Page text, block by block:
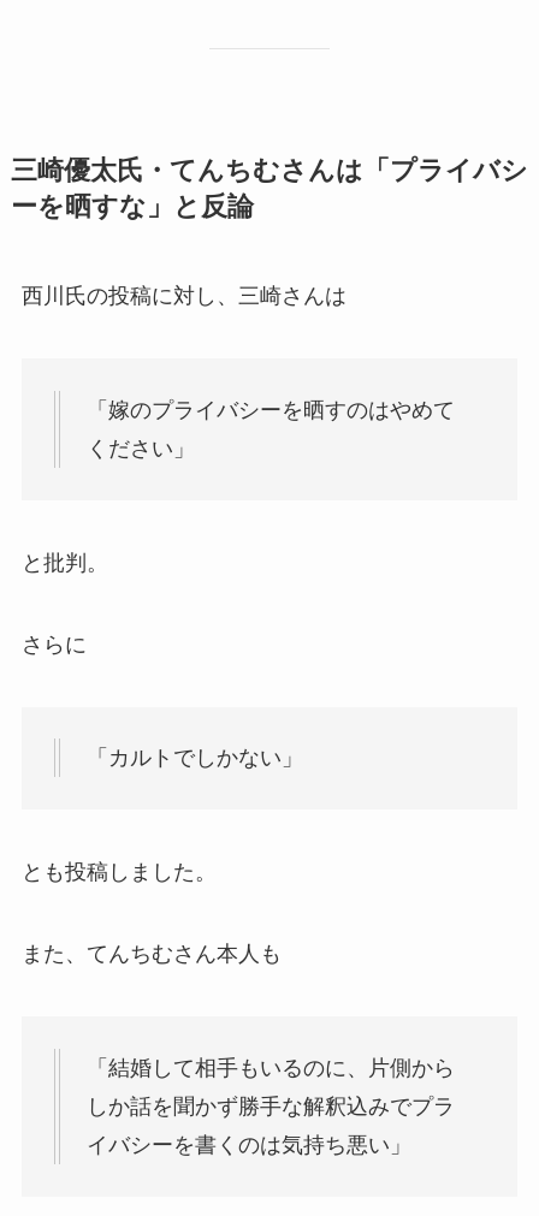
三崎優太氏・てんちむさんは「プライバシ
ーを晒すな」と反論
西川氏の投稿に対し、三崎さんは
「嫁のプライバシーを晒すのはやめて
ください」
と批判。
さらに
「カルトでしかない」
とも投稿しました。
また、てんちむさん本人も
「結婚して相手もいるのに、片側から
しか話を聞かず勝手な解釈込みでプラ
イバシーを書くのは気持ち悪い」